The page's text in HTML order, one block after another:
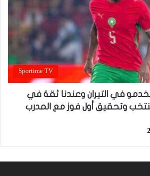
Sportime TV
في التيران وعندنا ثقة في
وتحقيق أول فوز مع المدرب